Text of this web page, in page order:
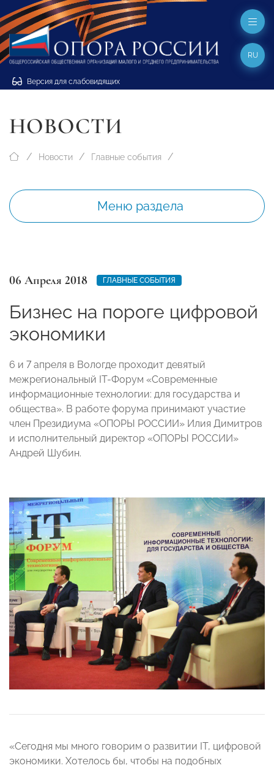
Версия для слабовидящих
RU
НОВОСТИ
Новости Главные события
Меню раздела
06 Апреля 2018 ГЛАВНЫЕ СОБЫТИЯ
Бизнес на пороге цифровой
экономики
6 и 7 апреля в Вологде проходит девятый
межрегиональный IT-Форум «Современные
информационные технологии: для государства и
общества». В работе форума принимают участие
член Президиума «ОПОРЫ РОССИИ» Илия Димитров
и исполнительный директор «ОПОРЫ РОССИИ»
Андрей Шубин.
«Сегодня мы много говорим о развитии IT, цифровой
экономики. Хотелось бы, чтобы на подобных